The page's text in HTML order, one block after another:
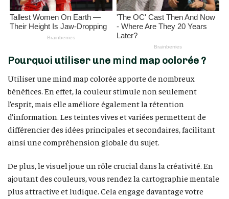
Pourquoi utiliser une mind map colorée ?
Utiliser une mind map colorée apporte de nombreux
bénéfices. En effet, la couleur stimule non seulement
l’esprit, mais elle améliore également la rétention
d’information. Les teintes vives et variées permettent de
différencier des idées principales et secondaires, facilitant
ainsi une compréhension globale du sujet.
De plus, le visuel joue un rôle crucial dans la créativité. En
ajoutant des couleurs, vous rendez la cartographie mentale
plus attractive et ludique. Cela engage davantage votre